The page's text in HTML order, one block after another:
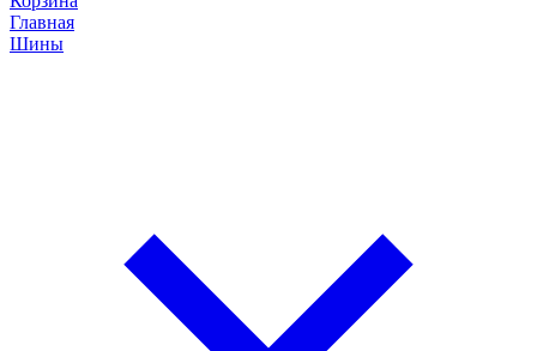
Главная
Шины